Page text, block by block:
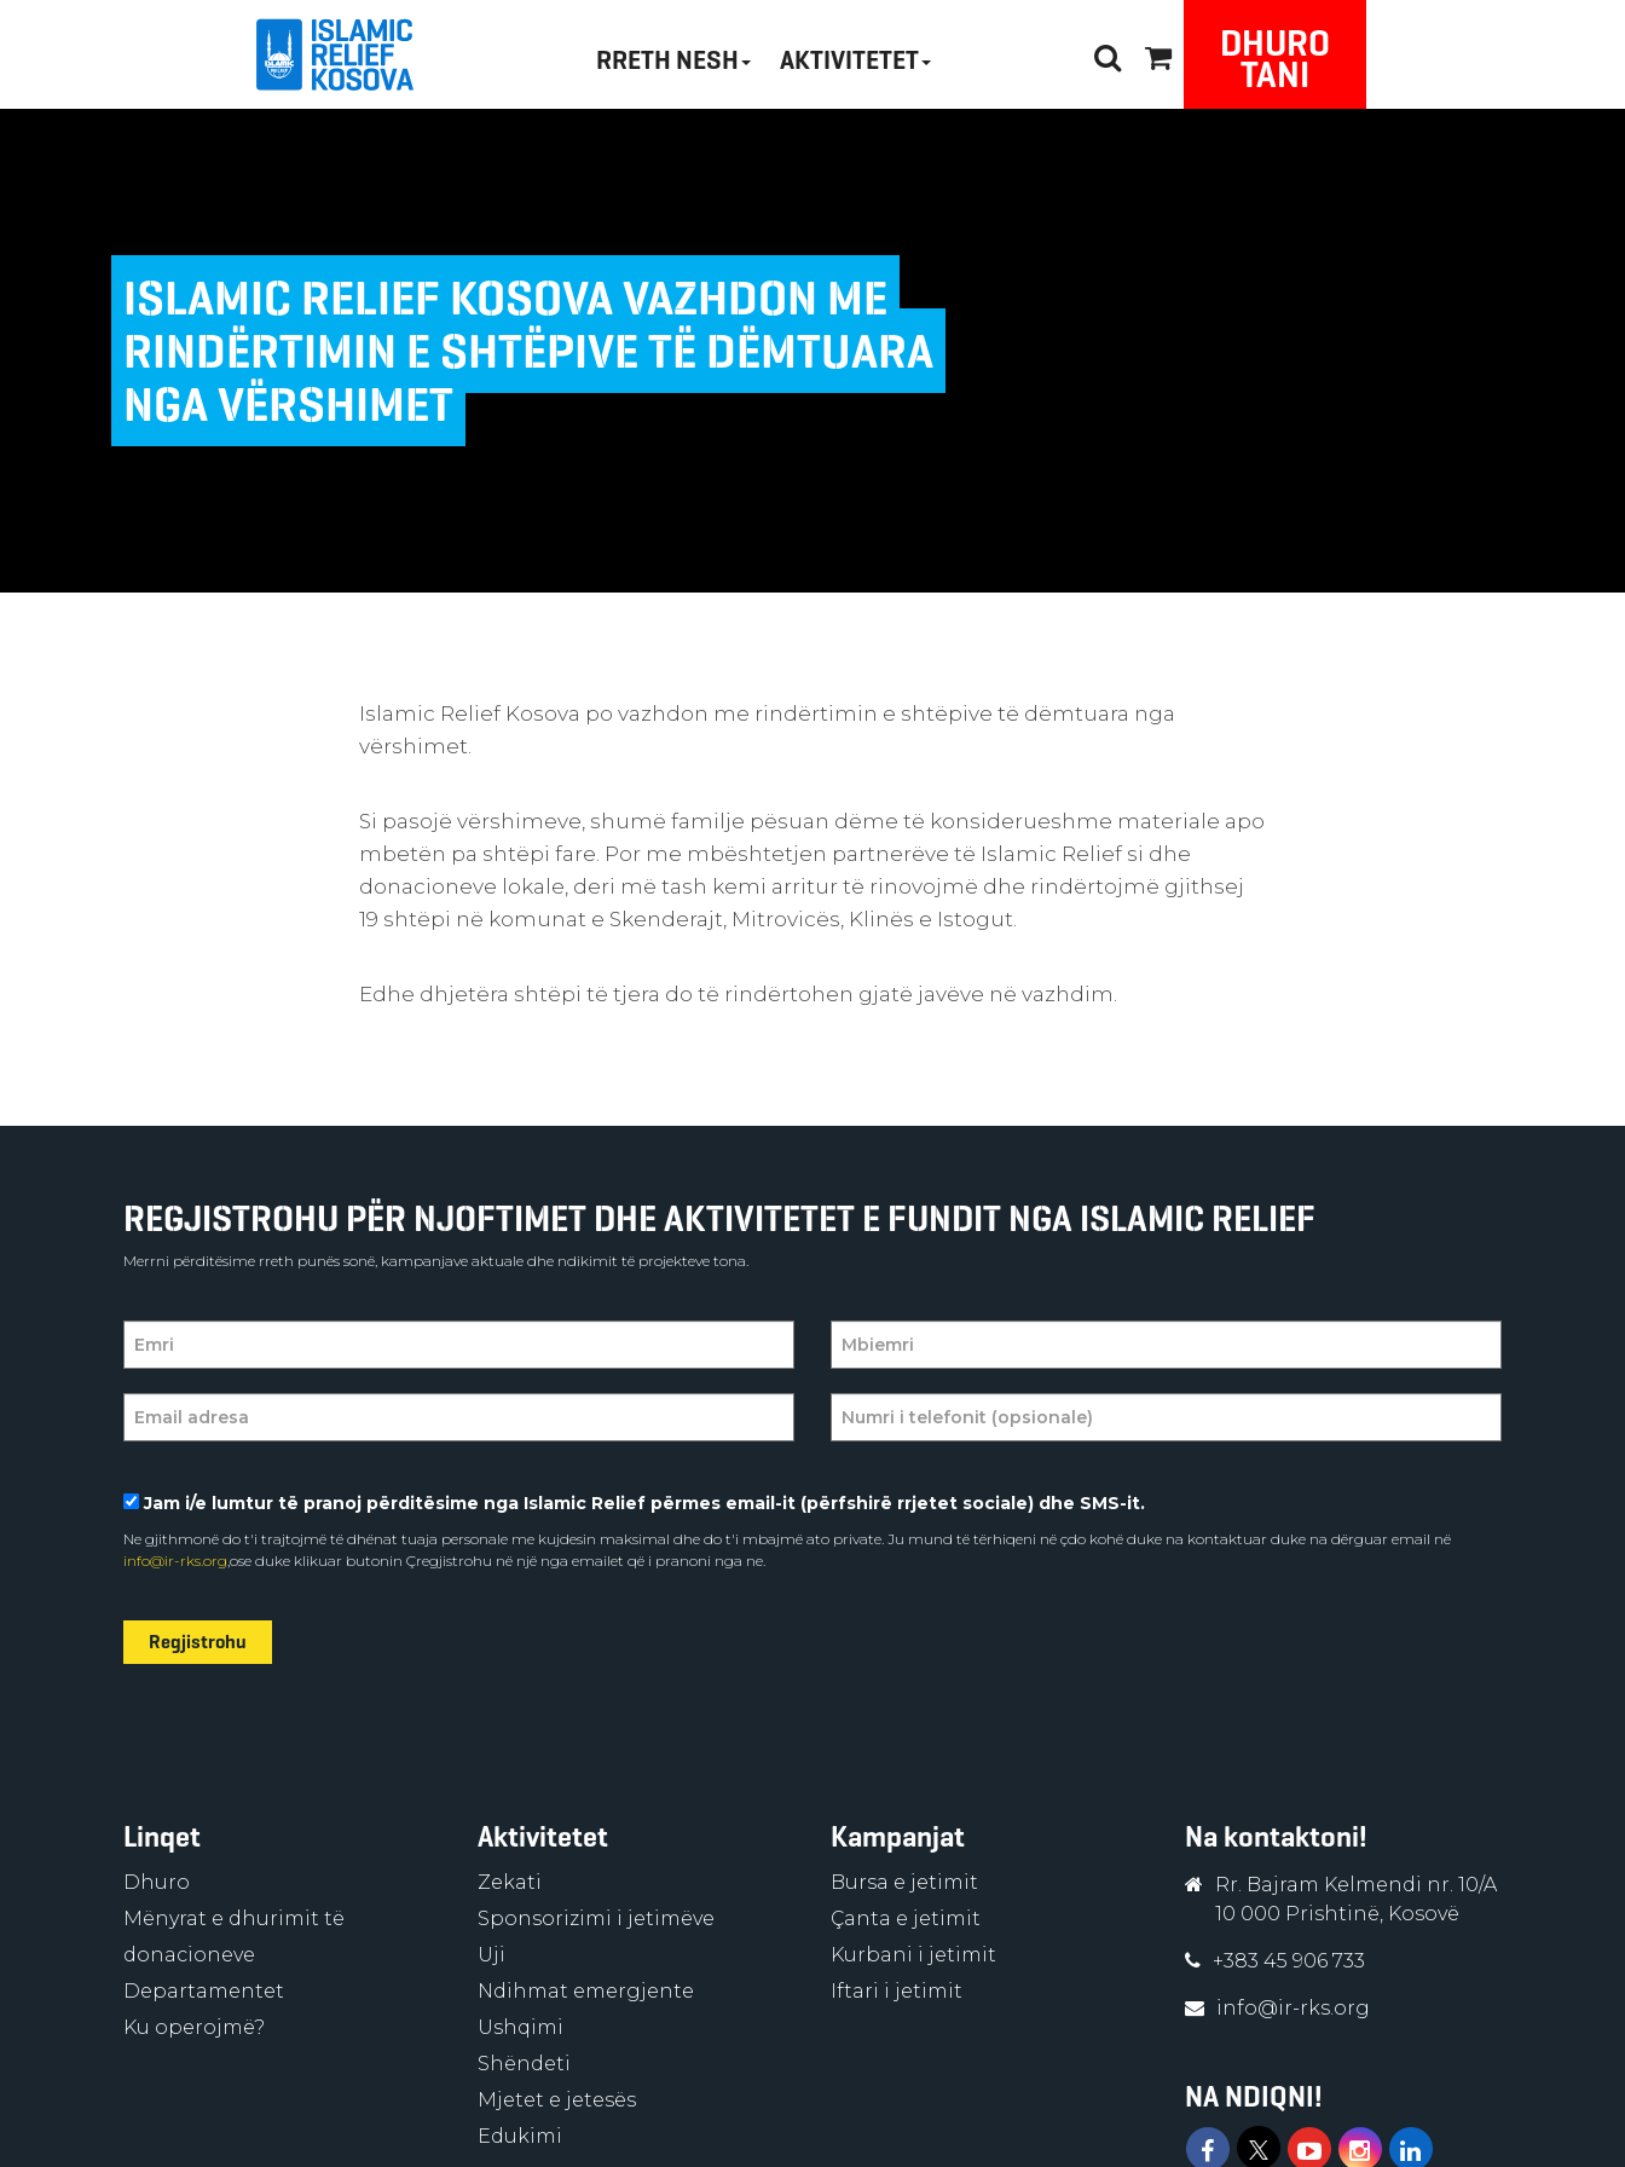
RRETH NESH AKTIVITETET DHURO
TANI
ISLAMIC RELIEF KOSOVA VAZHDON ME
RINDËRTIMIN E SHTËPIVE TË DËMTUARA
NGA VËRSHIMET
Islamic Relief Kosova po vazhdon me rindërtimin e shtëpive të dëmtuara nga
vërshimet.
Si pasojë vërshimeve, shumë familje pësuan dëme të konsiderueshme materiale apo
mbetën pa shtëpi fare. Por me mbështetjen partnerëve të Islamic Relief si dhe
donacioneve lokale, deri më tash kemi arritur të rinovojmë dhe rindërtojmë gjithsej
19 shtëpi në komunat e Skenderajt, Mitrovicës, Klinës e Istogut.
Edhe dhjetëra shtëpi të tjera do të rindërtohen gjatë javëve në vazhdim.
REGJISTROHU PËR NJOFTIMET DHE AKTIVITETET E FUNDIT NGA ISLAMIC RELIEF
Merrni përditësime rreth punës sonë, kampanjave aktuale dhe ndikimit të projekteve tona.
Jam i/e lumtur të pranoj përditësime nga Islamic Relief përmes email-it (përfshirë rrjetet sociale) dhe SMS-it.
Ne gjithmonë do t'i trajtojmë të dhënat tuaja personale me kujdesin maksimal dhe do t'i mbajmë ato private. Ju mund të tërhiqeni në çdo kohë duke na kontaktuar duke na dërguar email në
info@ir-rks.org,ose duke klikuar butonin Çregjistrohu në një nga emailet që i pranoni nga ne.
Regjistrohu
Linqet
Dhuro
Mënyrat e dhurimit të
donacioneve
Departamentet
Ku operojmë?
Aktivitetet
Zekati
Sponsorizimi i jetimëve
Uji
Ndihmat emergjente
Ushqimi
Shëndeti
Mjetet e jetesës
Edukimi
Kampanjat
Bursa e jetimit
Çanta e jetimit
Kurbani i jetimit
Iftari i jetimit
Na kontaktoni!
Rr. Bajram Kelmendi nr. 10/A
10 000 Prishtinë, Kosovë
+383 45 906 733
info@ir-rks.org
NA NDIQNI!